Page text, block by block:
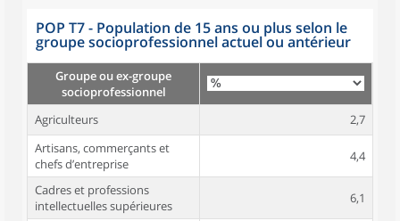
POP T7 - Population de 15 ans ou plus selon le
groupe socioprofessionnel actuel ou antérieur
Groupe ou ex-groupe
socioprofessionnel
Agriculteurs
2,7
Artisans, commerçants et
chefs d’entreprise
4,4
Cadres et professions
intellectuelles supérieures
6,1